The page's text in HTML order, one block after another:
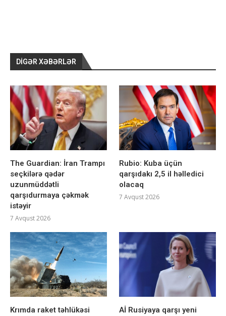
DIGƏR XƏBƏRLƏR
The Guardian: İran Trampı
seçkilərə qədər
uzunmüddətli
qarşıdurmaya çəkmək
istəyir
7 Avqust 2026
Rubio: Kuba üçün
qarşıdakı 2,5 il həlledici
olacaq
7 Avqust 2026
Krımda raket təhlükəsi
Aİ Rusiyaya qarşı yeni